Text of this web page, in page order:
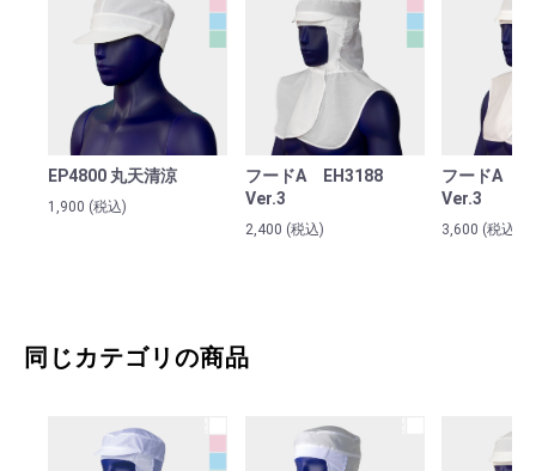
お買い物を続ける カートへ進む
カート（お見積り）へ進む
EP4800 丸天清涼
1,900 (税込)
フードA EH3188
Ver.3
2,400 (税込)
フードA
Ver.3
3,600 (税込)
同じカテゴリの商品